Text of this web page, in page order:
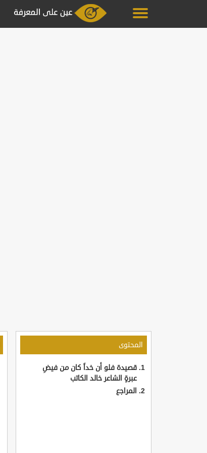
المحتوى
قصيدة فلو أن خداً كان من فيضِ
عبرةٍ الشاعر خالد الكاتب
المراجع